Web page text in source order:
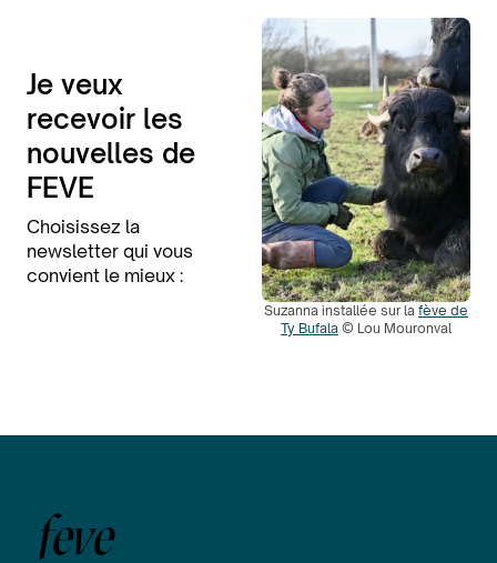
Je veux
recevoir les
nouvelles de
FEVE
Choisissez la
newsletter qui vous
convient le mieux :
Suzanna installée sur la fève de
Ty Bufala © Lou Mouronval
feve